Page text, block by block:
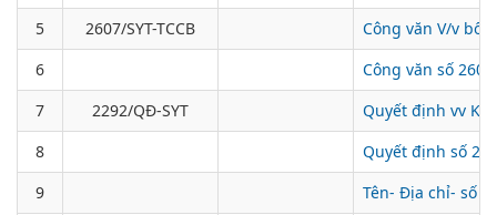
5 2607/SYT-TCCB
Công văn V/v bổ
6
Công văn số
7
2292/QĐ-SYT
Quyết định vv
8
Quyết định số
9
Tên- Địa chỉ- số